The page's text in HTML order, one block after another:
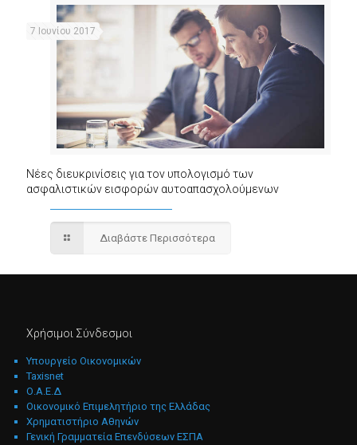
7 Ιουνίου 2017
Νέες διευκρινίσεις για τον υπολογισμό των
ασφαλιστικών εισφορών αυτοαπασχολούμενων
Διαβάστε Περισσότερα
Χρήσιμοι Σύνδεσμοι
Υπουργείο Οικονομικών
Taxisnet
Ο.Α.Ε.Δ
Οικονομικό Επιμελητήριο της Ελλάδας
Χρηματιστήριο Αθηνών
Γενική Γραμματεία Επενδύσεων ΕΣΠΑ